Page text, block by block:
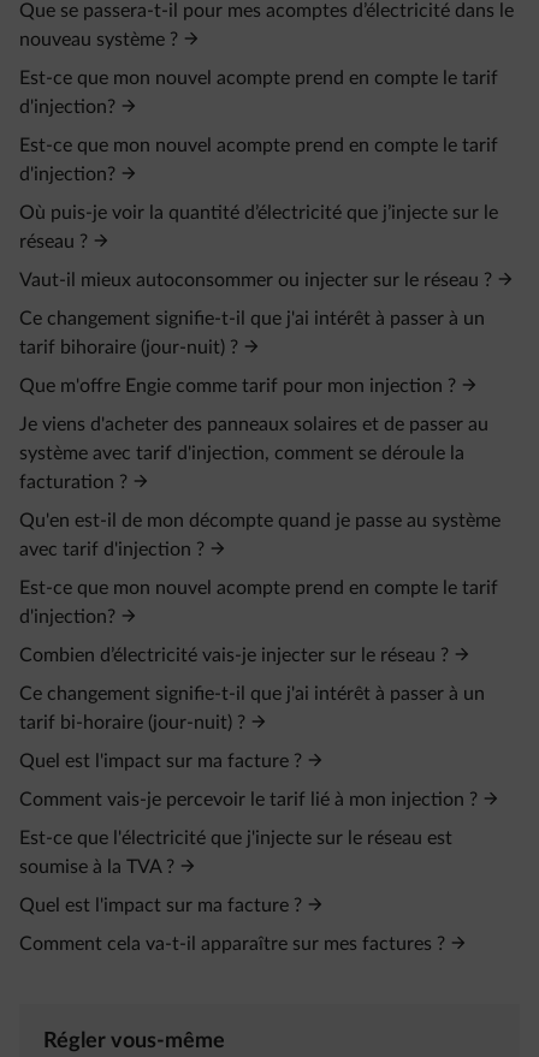
Que se passera-t-il pour mes acomptes d’électricité dans le
nouveau système ?
Est-ce que mon nouvel acompte prend en compte le tarif
d'injection?
Est-ce que mon nouvel acompte prend en compte le tarif
d'injection?
Où puis-je voir la quantité d’électricité que j’injecte sur le
réseau ?
Vaut-il mieux autoconsommer ou injecter sur le réseau ?
Ce changement signifie-t-il que j'ai intérêt à passer à un
tarif bihoraire (jour-nuit) ?
Que m'offre Engie comme tarif pour mon injection ?
Je viens d'acheter des panneaux solaires et de passer au
système avec tarif d'injection, comment se déroule la
facturation ?
Qu'en est-il de mon décompte quand je passe au système
avec tarif d'injection ?
Est-ce que mon nouvel acompte prend en compte le tarif
d'injection?
Combien d’électricité vais-je injecter sur le réseau ?
Ce changement signifie-t-il que j'ai intérêt à passer à un
tarif bi-horaire (jour-nuit) ?
Quel est l'impact sur ma facture ?
Comment vais-je percevoir le tarif lié à mon injection ?
Est-ce que l'électricité que j'injecte sur le réseau est
soumise à la TVA ?
Quel est l'impact sur ma facture ?
Comment cela va-t-il apparaître sur mes factures ?
Régler vous-même